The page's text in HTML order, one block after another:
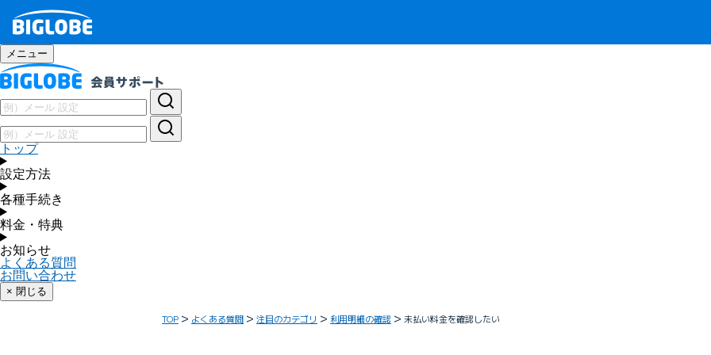
メニュー
トップ
設定方法
各種手続き
料金・特典
お知らせ
よくある質問
お問い合わせ
× 閉じる
TOP よくある質問 注目のカテゴリ 利用明細の確認 未払い料金を確認したい